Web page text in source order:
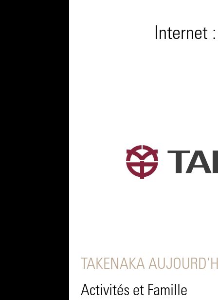
Internet
TAKENAKA
Activités et Famille